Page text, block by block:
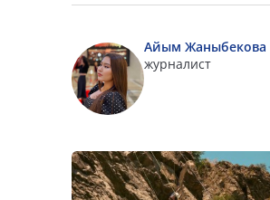
Айым Жаныбекова
журналист